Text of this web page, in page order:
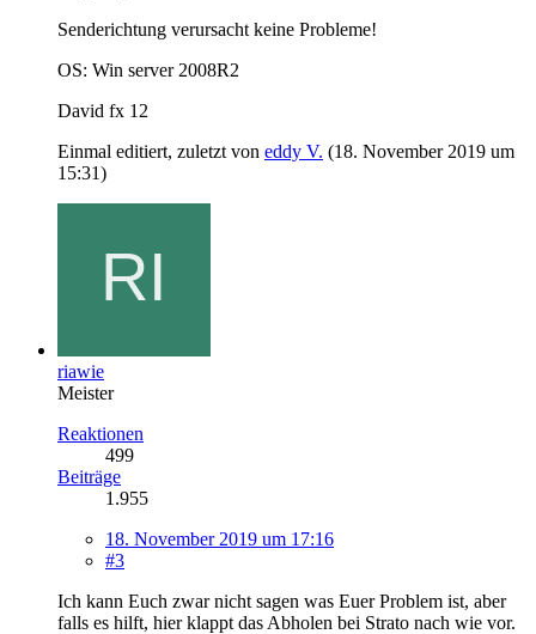
Senderichtung verursacht keine Probleme!
OS: Win server 2008R2
David fx 12
Einmal editiert, zuletzt von eddy V. (18. November 2019 um
15:31)
riawie
Meister
Reaktionen
499
Beiträge
1.955
18. November 2019 um 17:16
#3
Ich kann Euch zwar nicht sagen was Euer Problem ist, aber
falls es hilft, hier klappt das Abholen bei Strato nach wie vor.